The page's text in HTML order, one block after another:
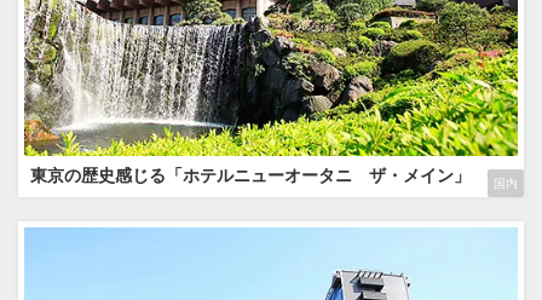
国内
東京の歴史感じる「ホテルニューオータニ ザ・メイン」